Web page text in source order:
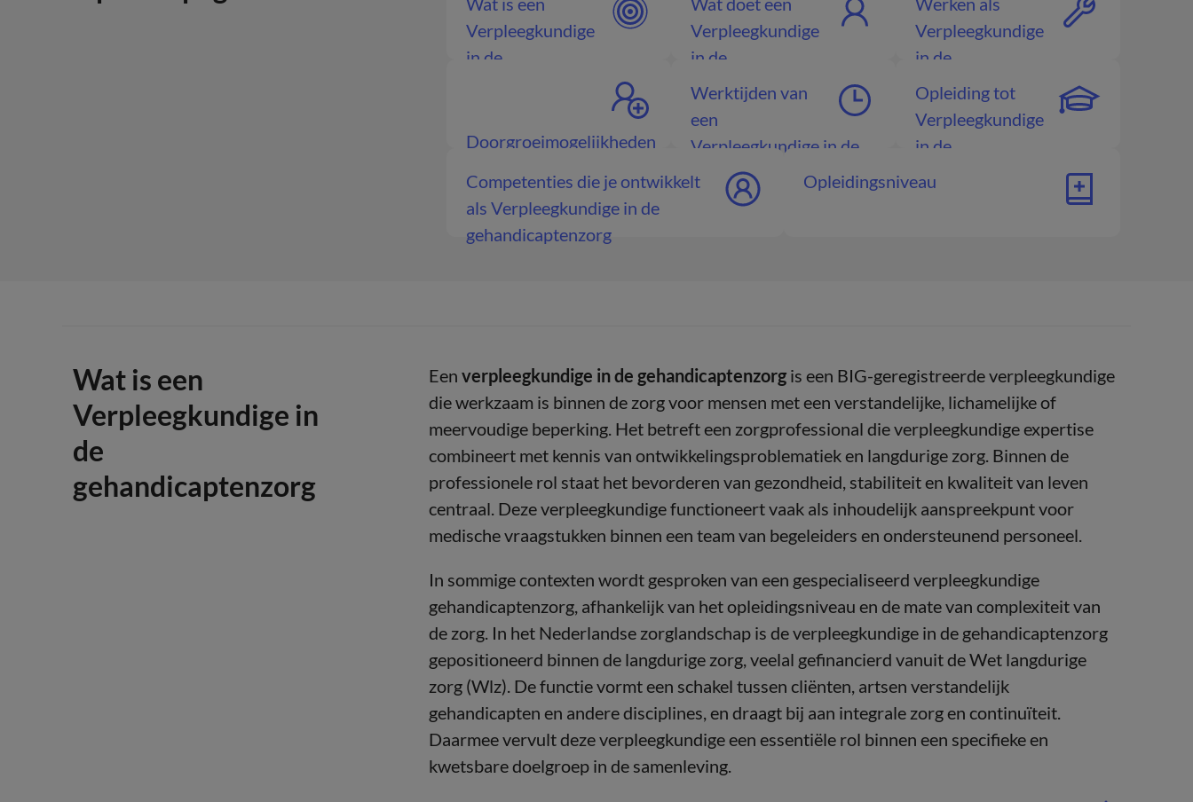
Verpleegkundige
in de
Verpleegkundige
in de
gehandicaptenzorg
Verpleegkundige
in de
gehandicaptenzorg
Doorgroeimogelijkheden
gehandicaptenzorg
Werktijden van
een
Verpleegkundige in de
gehandicaptenzorg
Opleiding tot
Verpleegkundige
in de
Competenties die je ontwikkelt
als Verpleegkundige in de
gehandicaptenzorg
Opleidingsniveau
Wat is een
Verpleegkundige in
de
gehandicaptenzorg
Eenverpleegkundige in de gehandicaptenzorg is een BIG-geregistreerde verpleegkundige
die werkzaam is binnen de zorg voor mensen met een verstandelijke, lichamelijke of
meervoudige beperking. Het betreft een zorgprofessional die verpleegkundige expertise
combineert met kennis van ontwikkelingsproblematiek en langdurige zorg. Binnen de
professionele rol staat het bevorderen van gezondheid, stabiliteit en kwaliteit van leven
centraal. Deze verpleegkundige functioneert vaak als inhoudelijk aanspreekpunt voor
medische vraagstukken binnen een team van begeleiders en ondersteunend personeel.
In sommige contexten wordt gesproken van een gespecialiseerd verpleegkundige
gehandicaptenzorg, afhankelijk van het opleidingsniveau en de mate van complexiteit van
de zorg. In het Nederlandse zorglandschap is de verpleegkundige in de gehandicaptenzorg
gepositioneerd binnen de langdurige zorg, veelal gefinancierd vanuit de Wet langdurige
zorg (Wlz). De functie vormt een schakel tussen cliënten, artsen verstandelijk
gehandicapten en andere disciplines, en draagt bij aan integrale zorg en continuïteit.
Daarmee vervult deze verpleegkundige een essentiële rol binnen een specifieke en
kwetsbare doelgroep in de samenleving.